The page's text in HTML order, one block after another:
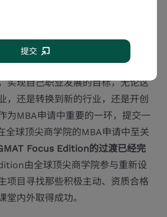
自己的现状和自己未来想要实现的
中强调这个课程和你的适配度，如
实现自己职业发展的目标，无论这
，还是转换到新的行业，还是开创
为MBA申请中重要的一环，提交一
全球顶尖商学院的MBA申请中至关
Focus Edition的过渡已经完
由全球顶尖商学院参与重新设
项目寻找那些积极主动、资质合格
堂内外取得成功。
提交